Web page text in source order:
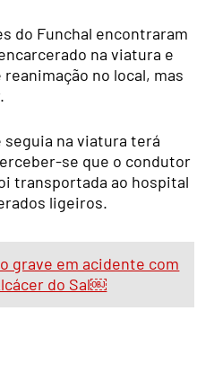
do Funchal encontraram
na viatura e
no local, mas
seguia na viatura terá
se que o condutor
transportada ao hospital
ligeiros.
grave em acidente com
do Sal￼